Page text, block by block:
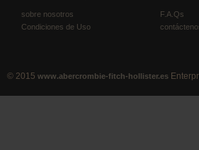
sobre nosotros
Condiciones de Uso
F.A.Qs
© 2015 www.abercrombie-fitch-hollister.es